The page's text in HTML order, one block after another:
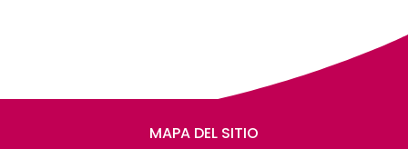
MAPA DEL SITIO